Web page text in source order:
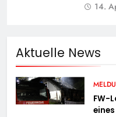
14.
Aktuelle News
FW-